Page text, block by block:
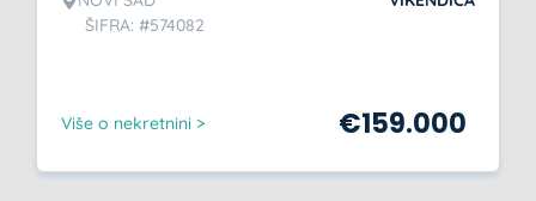
ŠIFRA: #574082
Više o nekretnini > €159.000